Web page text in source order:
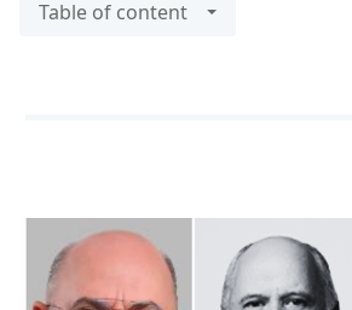
Table of content